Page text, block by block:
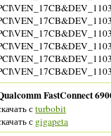
FastConnect
сturbobit
с gigapeta